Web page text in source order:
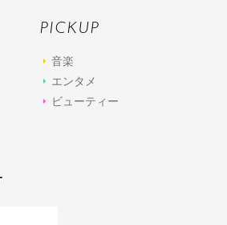
PICKUP
音楽
エンタメ
ビューティー